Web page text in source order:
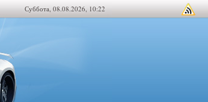
Суббота, 08.08.2026, 10:22